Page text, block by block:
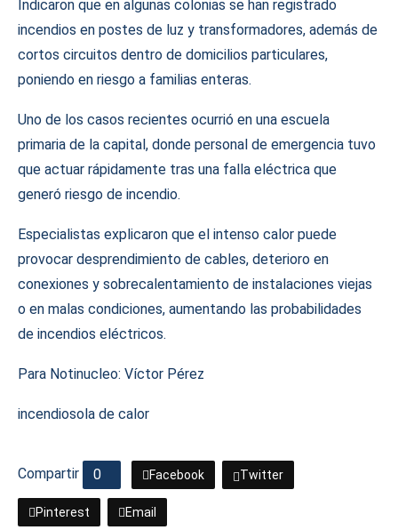
Indicaron que en algunas colonias se han registrado
incendios en postes de luz y transformadores, además de
cortos circuitos dentro de domicilios particulares,
poniendo en riesgo a familias enteras.
Uno de los casos recientes ocurrió en una escuela
primaria de la capital, donde personal de emergencia tuvo
que actuar rápidamente tras una falla eléctrica que
generó riesgo de incendio.
Especialistas explicaron que el intenso calor puede
provocar desprendimiento de cables, deterioro en
conexiones y sobrecalentamiento de instalaciones viejas
o en malas condiciones, aumentando las probabilidades
de incendios eléctricos.
Para Notinucleo: Víctor Pérez
incendiosola de calor
Compartir 0 Facebook Twitter
Pinterest Email